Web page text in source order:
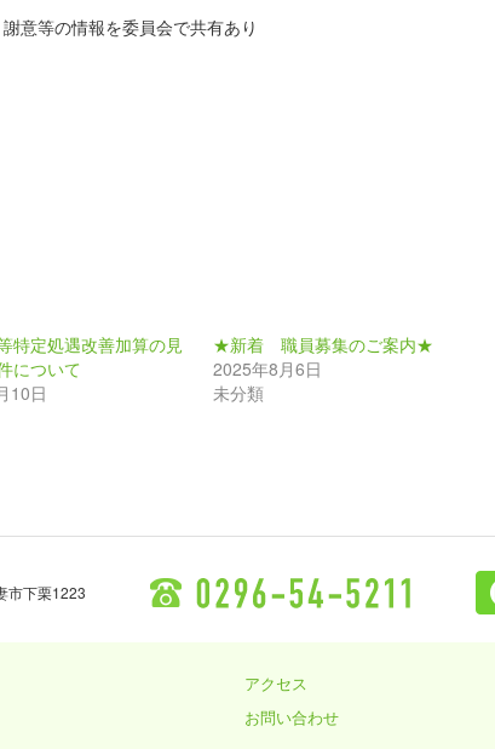
意等の情報を委員会で共有あり
特定処遇改善加算の見
について
10日
★新着 職員募集のご案内★
2025年8月6日
未分類
市下栗1223
アクセス
お問い合わせ